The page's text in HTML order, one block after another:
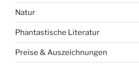
Natur
Phantastische Literatur
Preise & Auszeichnungen